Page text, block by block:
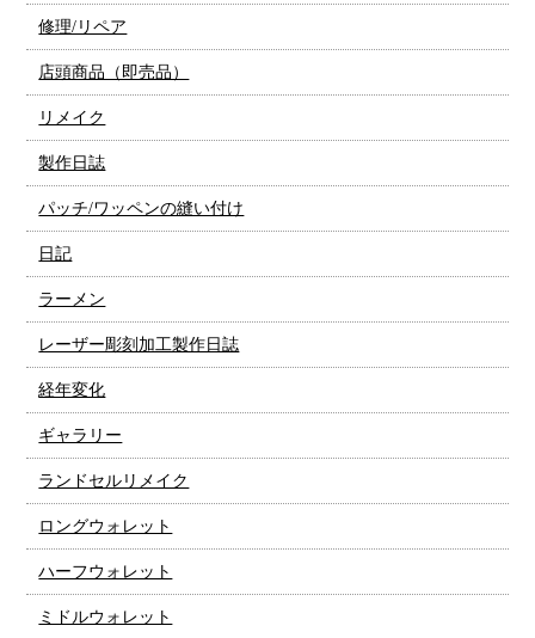
修理/リペア
店頭商品（即売品）
リメイク
製作日誌
パッチ/ワッペンの縫い付け
日記
ラーメン
レーザー彫刻加工製作日誌
経年変化
ギャラリー
ランドセルリメイク
ロングウォレット
ハーフウォレット
ミドルウォレット